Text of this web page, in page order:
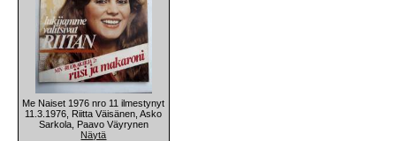
Me Naiset 1976 nro 11 ilmestynyt
11.3.1976, Riitta Väisänen, Asko
Sarkola, Paavo Väyrynen
Näytä